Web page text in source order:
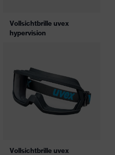
Vollsichtbrille uvex
hypervision
Vollsichtbrille uvex